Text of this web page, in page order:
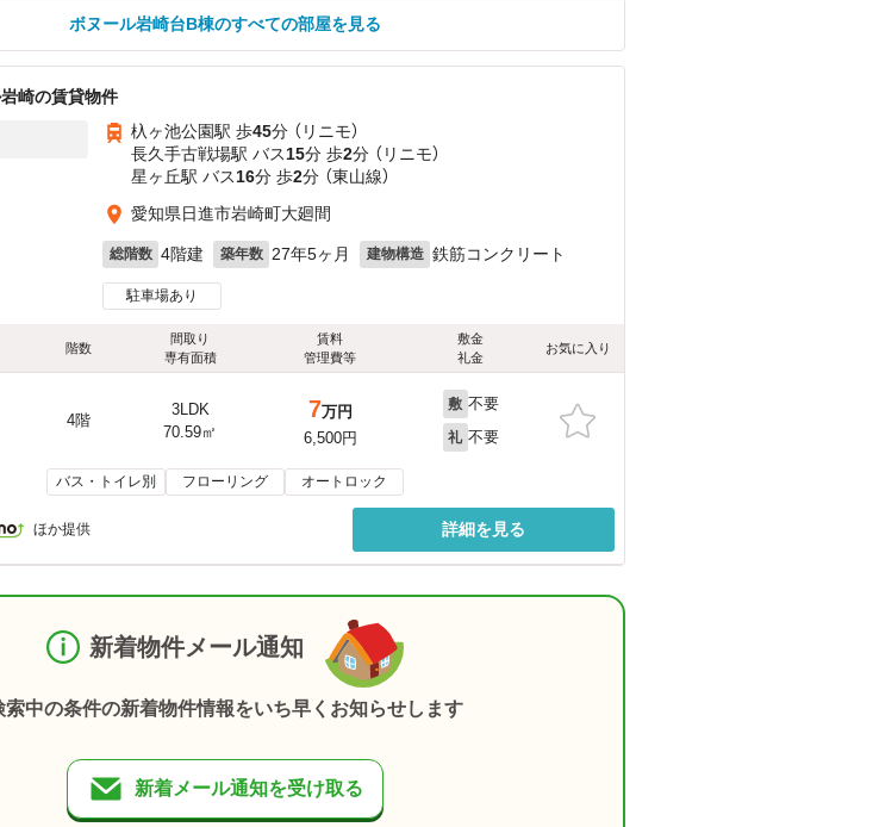
ボヌール岩崎台B棟のすべての部屋を見る
崎の賃貸物件
杁ヶ池公園駅 歩45分 （リニモ）
長久手古戦場駅 バス15分 歩2分 （リニモ）
星ヶ丘駅 バス16分 歩2分 （東山線）
愛知県日進市岩崎町大廻間
総階数 4階建 築年数 27年5ヶ月 建物構造 鉄筋コンクリート
駐車場あり
階数
間取り
専有面積
賃料
管理費等
敷金
礼金
お気に入り
4階
3LDK
70.59㎡
7万円
6,500円
敷 不要
礼 不要
バス・トイレ別 フローリング オートロック
ほか提供 詳細を見る
新着物件メール通知
索中の条件の新着物件情報をいち早くお知らせします
新着メール通知を受け取る